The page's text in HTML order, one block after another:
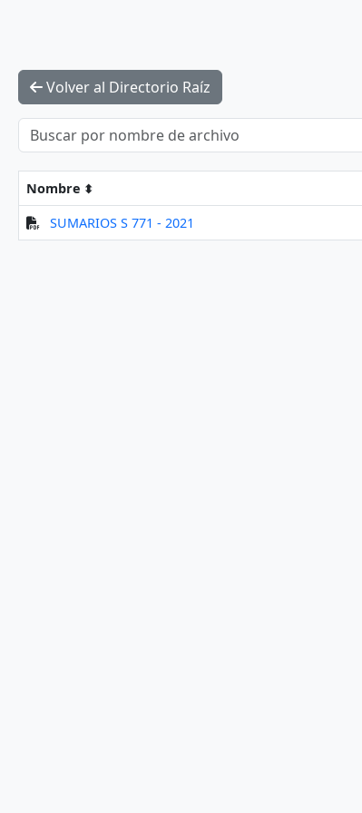
Volver al Directorio Raíz
Nombre
SUMARIOS S 771 - 2021